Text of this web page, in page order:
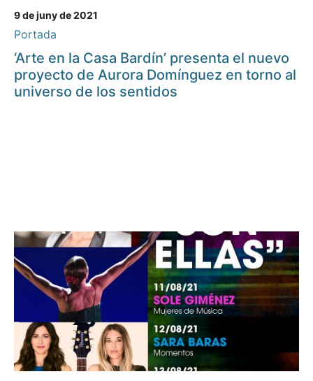
9 de juny de 2021
Portada
‘Arte en la Casa Bardín’ presenta el nuevo
proyecto de Aurora Domínguez en torno al
universo de los sentidos